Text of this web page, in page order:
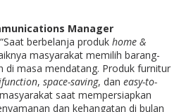
Manager
berbelanja produk home &
masyarakat memilih barang-
di masa mendatang. Produk furnitur
, space-saving, dan easy-to-
saat mempersiapkan
dan kehangatan di bulan